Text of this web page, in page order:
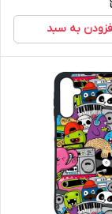
به سبد